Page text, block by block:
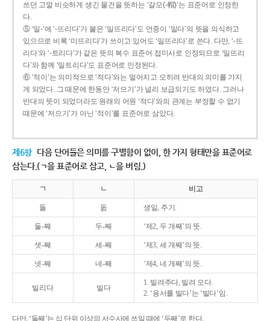
쓰던 고깔 비슷하게 생긴 물건을 뜻하는 ‘갈모(-帽)’는 표준어로 인정한
다.
⑤ ‘밀-’에 ‘-뜨리다’가 붙은 ‘밀뜨리다’도 언중이 ‘밀다’의 뜻을 의식하고
있으므로 비록 ‘미뜨리다’가 쓰이고 있어도 ‘밀뜨리다’로 쓴다. 다만, ‘-뜨
리다’와 ‘-트리다’가 같은 뜻의 복수 표준어 접미사로 인정되므로 ‘밀뜨리
다’와 함께 ‘밀트리다’도 표준어로 인정된다.
⑥ ‘적이’는 의미적으로 ‘적다’와는 멀어지고 오히려 반대의 의미를 가지
게 되었다. 그 때문에 한동안 ‘저으기’가 널리 보급되기도 하였다. 그러나
반대의 뜻이 되었더라도 원래의 어원 ‘적다’와의 관계는 부정할 수 없기
때문에 ‘저으기’가 아닌 ‘적이’를 표준어로 삼았다.
제6항 다음 단어들은 의미를 구별함이 없이, 한 가지 형태만을 표준어로
삼는다.(ㄱ을 표준어로 삼고, ㄴ을 버림.)
ㄱ ㄴ 비고
돌 돐 생일, 주기.
둘-째 두-째 ‘제2, 두 개째’의 뜻.
셋-째 세-째 ‘제3, 세 개째’의 뜻.
넷-째 네-째 ‘제4, 네 개째’의 뜻.
빌리다 빌다
1. 빌려주다, 빌려 오다.
2. ‘용서를 빌다’는 ‘빌다’임.
다만, ‘둘째’는 십 단위 이상의 서수사에 쓰일 때에 ‘두째’로 한다.